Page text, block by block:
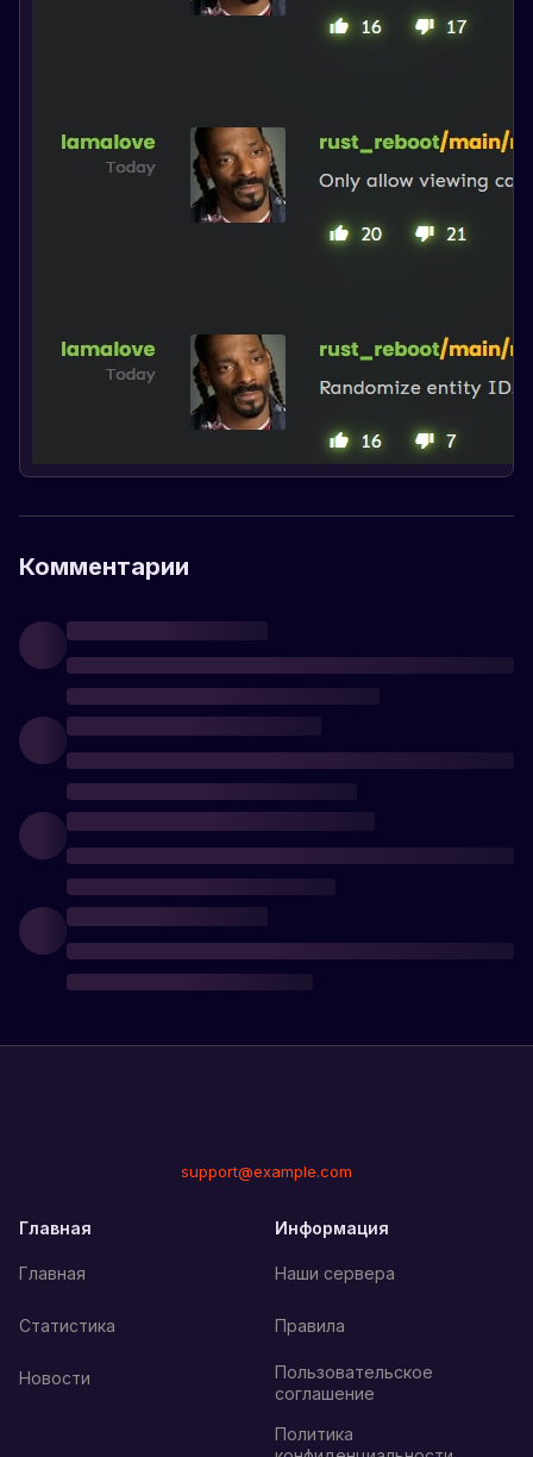
Комментарии
support@example.com
Главная
Главная
Статистика
Новости
Информация
Наши сервера
Правила
Пользовательское
соглашение
Политика